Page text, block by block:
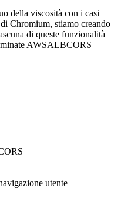
della viscosità con i casi
Chromium, stiamo creando
di queste funzionalità
AWSALBCORS
utente